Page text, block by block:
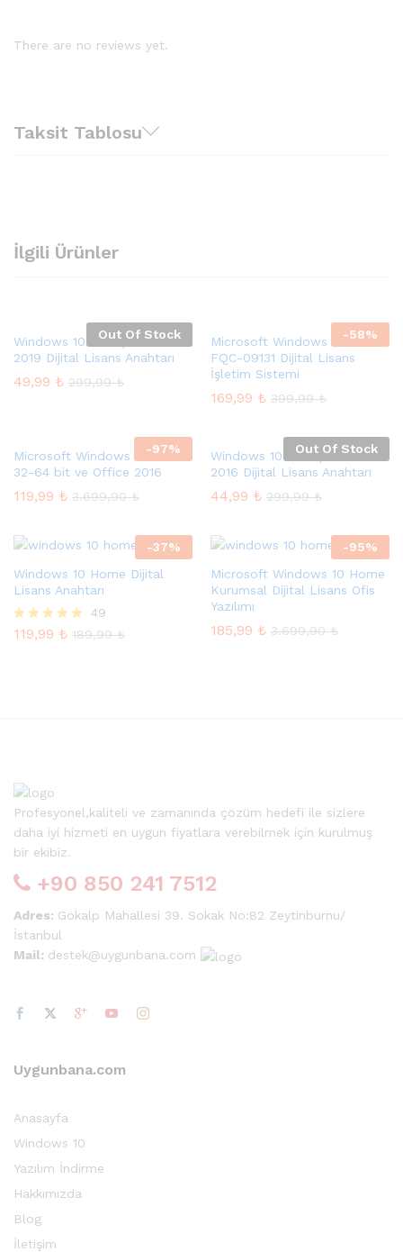
There are no reviews yet.
Taksit Tablosu
İlgili Ürünler
Out Of Stock
Windows 10 Enterprise LTSC
2019 Dijital Lisans Anahtarı
49,99 ₺ 299,99₺
-58%
Microsoft Windows 10 Pro
FQC-09131 Dijital Lisans
İşletim Sistemi
169,99 ₺ 399,99₺
-97%
Microsoft Windows 10 Pro
32-64 bit ve Office 2016
119,99 ₺ 3.699,90₺
Out Of Stock
Windows 10 Enterprise LTSB
2016 Dijital Lisans Anahtarı
44,99 ₺ 299,99₺
-37%
Windows 10 Home Dijital
Lisans Anahtarı
5 üzerinden
49
119,99 ₺ 189,99₺
-95%
Microsoft Windows 10 Home
Kurumsal Dijital Lisans Ofis
Yazılımı
185,99 ₺ 3.699,90₺
Profesyonel,kaliteli ve zamanında çözüm hedefi ile sizlere
daha iyi hizmeti en uygun fiyatlara verebilmek için kurulmuş
bir ekibiz.
+90 850 241 7512
Adres: Gökalp Mahallesi 39. Sokak No:82 Zeytinburnu/
İstanbul
Mail: destek@uygunbana.com
Uygunbana.com
Anasayfa
Windows 10
Yazılım İndirme
Hakkımızda
Blog
İletişim